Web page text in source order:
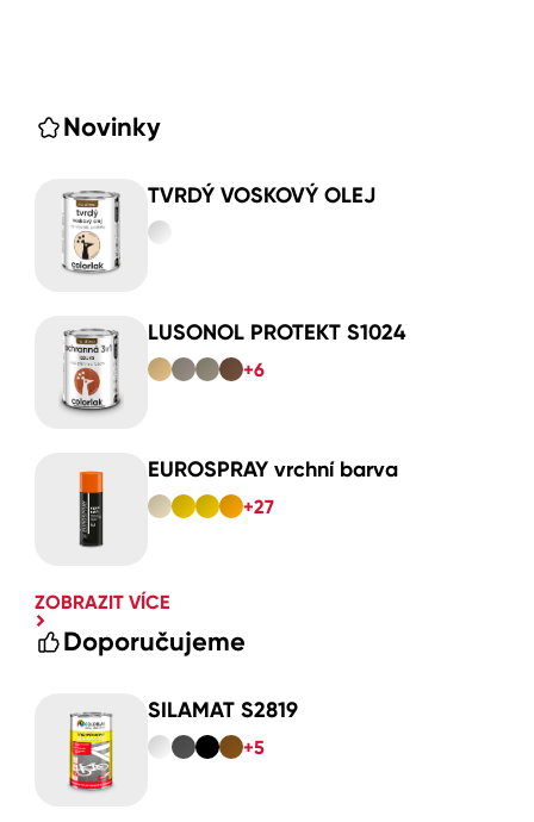
Novinky
TVRDÝ VOSKOVÝ OLEJ
LUSONOL PROTEKT S1024
+6
EUROSPRAY vrchní barva
+27
ZOBRAZIT VÍCE
Doporučujeme
SILAMAT S2819
+5